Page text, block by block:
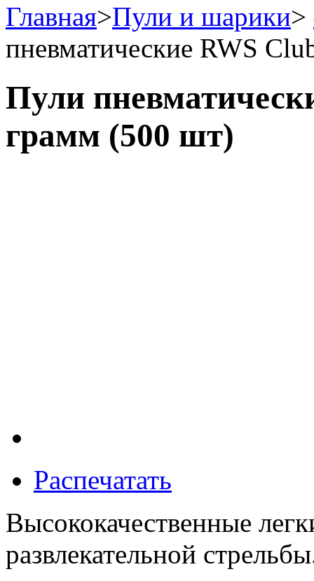
Главная>Пули и шарики>
пневматические RWS
Пули
грамм (500 шт)
Распечатать
Высококачественные
развлекательной